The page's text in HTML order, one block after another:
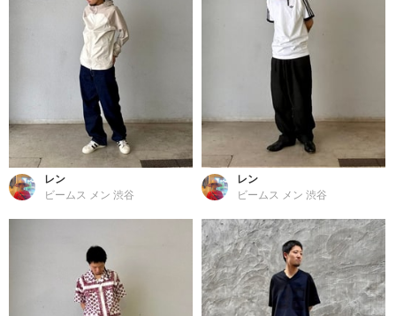
レン
ビームス メン 渋谷
レン
ビームス メン 渋谷